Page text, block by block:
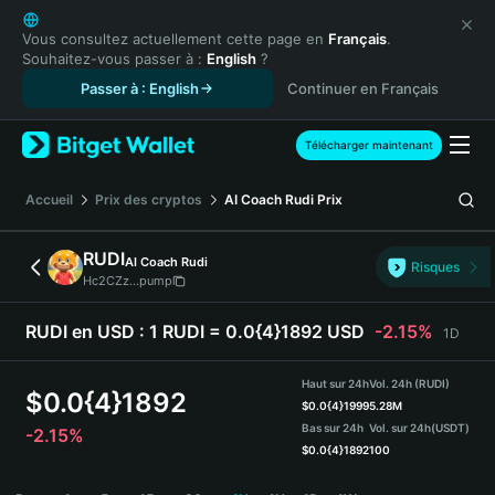
English
日本語
Tiếng Việt
Español (Latinoamérica)
Türkçe
Français
Deutsch
简体中文
繁體中文
Português (Portugal)
Bahasa Indonesia
ภาษาไทย
Español
Español (Argentina)
Vous consultez actuellement cette page en Français.
Souhaitez-vous passer à : English ?
Passer à : English
Continuer en Français
Télécharger maintenant
Accueil Prix des cryptos AI Coach Rudi Prix
RUDIAI Coach Rudi
Hc2CZz...pump
Risques
RUDI en USD : 1 RUDI = 0.0{4}1892 USD -2.15% 1D
$0.0{4}1892
-2.15%
Haut sur 24h
$0.0{4}1999
Bas sur 24h
$0.0{4}1892
Vol. 24h (RUDI)
5.28M
Vol. sur 24h(USDT)
100